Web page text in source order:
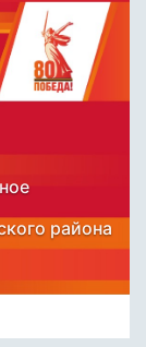
района